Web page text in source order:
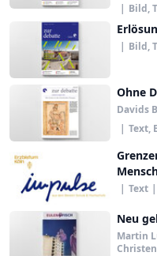
| Bild,
| Bild,
Ohne
Davids
| Text,
| Text |
Neu
Martin